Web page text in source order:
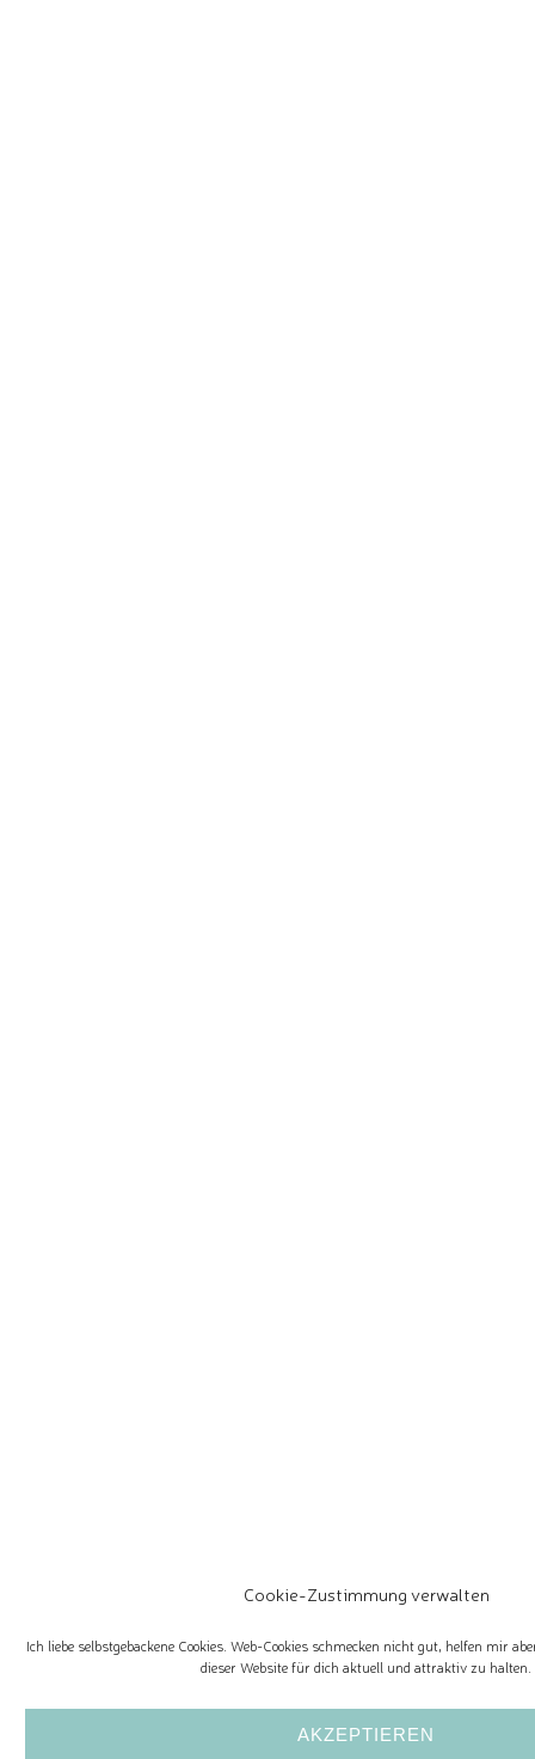
Cookie-Zustimmung verwalten
Ich liebe selbstgebackene Cookies. Web-Cookies schmecken nicht gut, helfen mir
dieser Website für dich aktuell und attraktiv zu halten.
AKZEPTIEREN